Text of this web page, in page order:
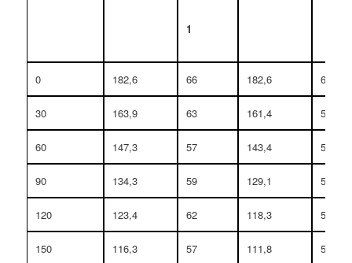
1
0 182,6 66 182,6 62
30 163,9 63 161,4 58
60 147,3 57 143,4 52
90 134,3 59 129,1 54,5
120 123,4 62 118,3 58
150 116,3 57 111,8 53,5